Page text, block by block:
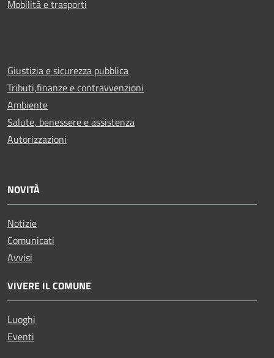
Mobilità e trasporti
Giustizia e sicurezza pubblica
Tributi,finanze e contravvenzioni
Ambiente
Salute, benessere e assistenza
Autorizzazioni
NOVITÀ
Notizie
Comunicati
Avvisi
VIVERE IL COMUNE
Luoghi
Eventi